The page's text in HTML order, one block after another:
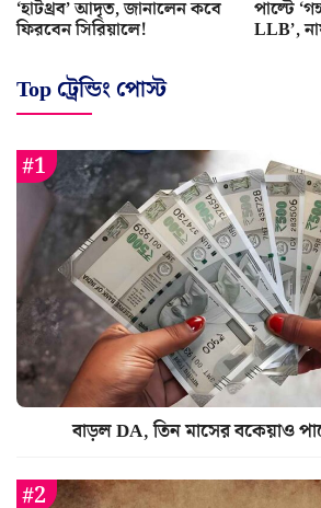
‘হাটথ্রব’ আদৃত, জানালেন কবে
ফিরবেন সিরিয়ালে!
পাল্টে
LLB’,
Top ট্রেন্ডিং পোস্ট
বাড়ল DA, তিন মাসের বকেয়াও